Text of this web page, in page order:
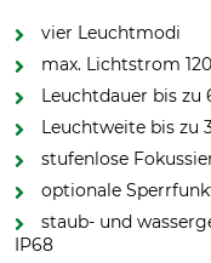
vier Leuchtmodi
max. Lichtstrom
Leuchtdauer bis zu
Leuchtweite bis zu
stufenlose
optionale
staub- und
IP68